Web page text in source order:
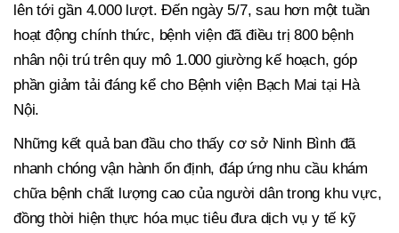
lên tới gần 4.000 lượt. Đến ngày 5/7, sau hơn một tuần
hoạt động chính thức, bệnh viện đã điều trị 800 bệnh
nhân nội trú trên quy mô 1.000 giường kế hoạch, góp
phần giảm tải đáng kể cho Bệnh viện Bạch Mai tại Hà
Nội.
Những kết quả ban đầu cho thấy cơ sở Ninh Bình đã
nhanh chóng vận hành ổn định, đáp ứng nhu cầu khám
chữa bệnh chất lượng cao của người dân trong khu vực,
đồng thời hiện thực hóa mục tiêu đưa dịch vụ y tế kỹ